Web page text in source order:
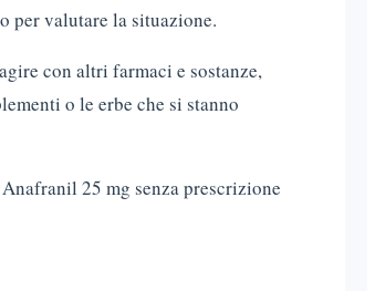
per valutare la situazione.
con altri farmaci e sostanze,
o le erbe che si stanno
25 mg senza prescrizione